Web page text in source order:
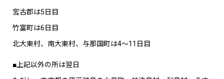
宮古郡は5日目
竹富町は6日目
北大東村、南大東村、与那国町は4〜11日目
■上記以外の所は翌日